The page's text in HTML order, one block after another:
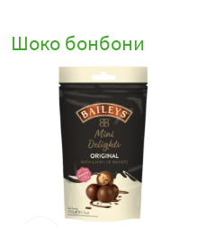
плодови пълнежи до
текстури, които ще
предпочитания.
Идеален избор за
бонбони е елегантна
идеален подарък за
празници, рождени
специални моменти
Шоко бонбони